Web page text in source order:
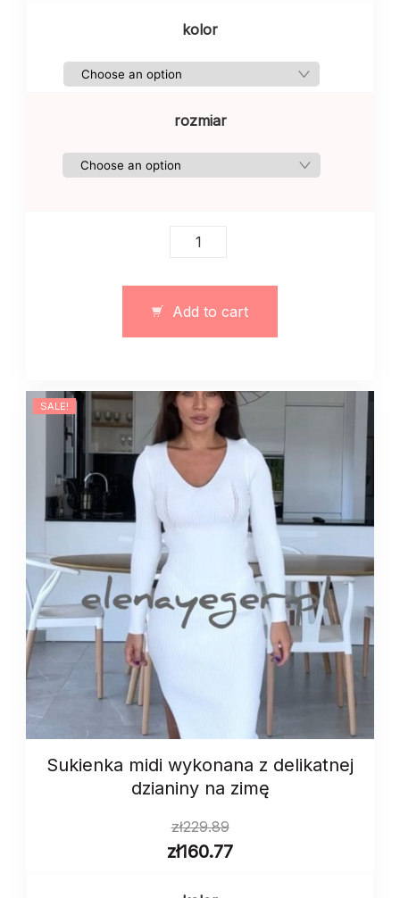
kolor
rozmiar
Damski
w
paski
Add to cart
SALE!
Sukienka midi wykonana z delikatnej
dzianiny na zimę
zł229.89
zł160.77